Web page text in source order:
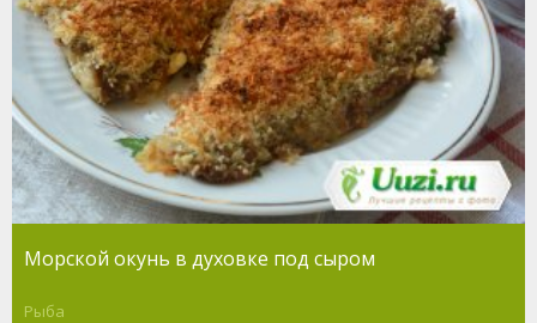
Морской окунь в духовке под сыром
Рыба